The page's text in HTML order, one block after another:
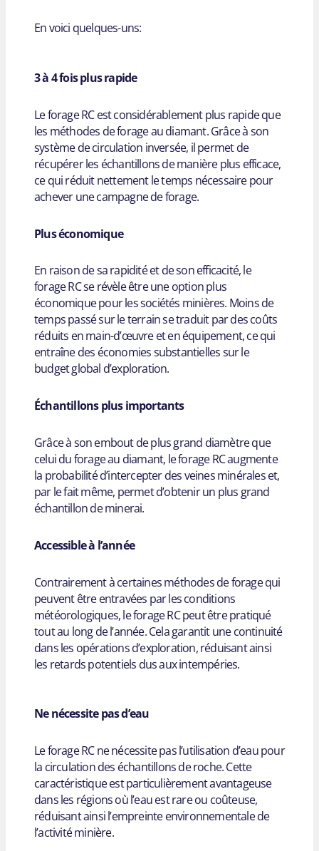
En voici quelques-uns:
3 à 4 fois plus rapide
Le forage RC est considérablement plus rapide que
les méthodes de forage au diamant. Grâce à son
système de circulation inversée, il permet de
récupérer les échantillons de manière plus efficace,
ce qui réduit nettement le temps nécessaire pour
achever une campagne de forage.
Plus économique
En raison de sa rapidité et de son efficacité, le
forage RC se révèle être une option plus
économique pour les sociétés minières. Moins de
temps passé sur le terrain se traduit par des coûts
réduits en main-d’œuvre et en équipement, ce qui
entraîne des économies substantielles sur le
budget global d’exploration.
Échantillons plus importants
Grâce à son embout de plus grand diamètre que
celui du forage au diamant, le forage RC augmente
la probabilité d’intercepter des veines minérales et,
par le fait même, permet d’obtenir un plus grand
échantillon de minerai.
Accessible à l’année
Contrairement à certaines méthodes de forage qui
peuvent être entravées par les conditions
météorologiques, le forage RC peut être pratiqué
tout au long de l’année. Cela garantit une continuité
dans les opérations d’exploration, réduisant ainsi
les retards potentiels dus aux intempéries.
Ne nécessite pas d’eau
Le forage RC ne nécessite pas l’utilisation d’eau pour
la circulation des échantillons de roche. Cette
caractéristique est particulièrement avantageuse
dans les régions où l’eau est rare ou coûteuse,
réduisant ainsi l’empreinte environnementale de
l’activité minière.